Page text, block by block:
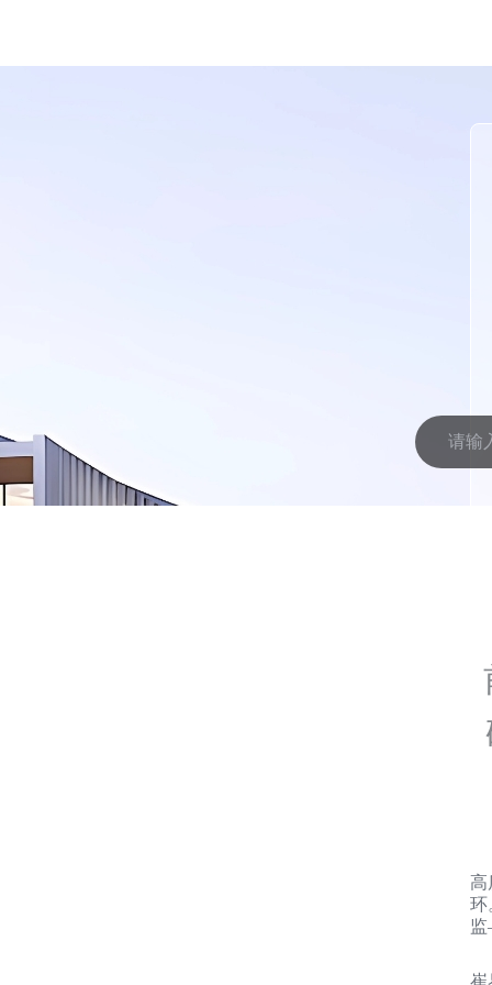
高
环
崔